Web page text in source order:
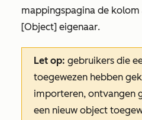
mappingspagina de kolom
[Object] eigenaar.
Let op: gebruikers die
toegewezen hebben
importeren, ontvangen
een nieuw object